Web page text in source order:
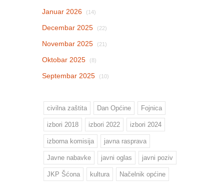
Januar 2026 (14)
Decembar 2025 (22)
Novembar 2025 (21)
Oktobar 2025 (8)
Septembar 2025 (10)
civilna zaštita Dan Općine Fojnica
izbori 2018 izbori 2022 izbori 2024
izborna komisija javna rasprava
Javne nabavke javni oglas javni poziv
JKP Šćona kultura Načelnik općine